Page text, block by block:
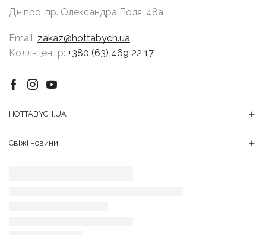
Дніпро, пр. Олександра Поля, 48а
Email: zakaz@hottabych.ua
Колл-центр: +380 (63) 469 22 17
Facebook
Instagram
Youtube
HOTTABYCH.UA
Свіжі новини